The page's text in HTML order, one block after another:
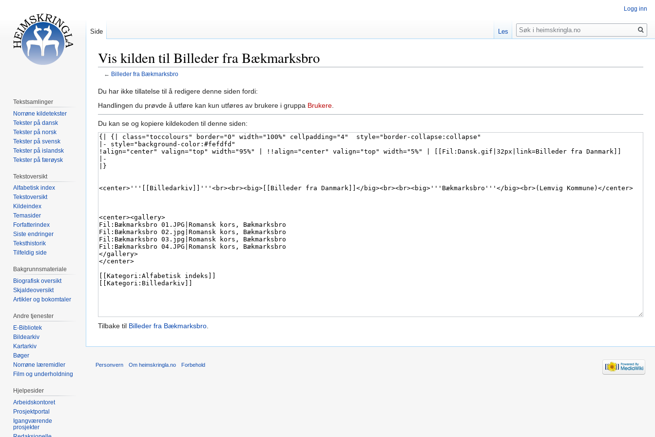
Vis kilden til Billeder fra Bækmarksbro
← Billeder fra Bækmarksbro
Hopp
til
Hopp
til
Du har ikke tillatelse til å redigere denne siden fordi:
Handlingen du prøvde å utføre kan kun utføres av brukere i gruppa Brukere
Du kan se og kopiere kildekoden til denne siden:
Tilbake til Billeder fra Bækmarksbro.
Logg inn
Side Les
Søk
Tekstsamlinger
Norrøne kildetekster
Tekster på dansk
Tekster på norsk
Tekster på svensk
Tekster på islandsk
Tekster på færøysk
Tekstoversikt
Alfabetisk index
Tekstoversikt
Kildeindex
Temasider
Forfatterindex
Siste endringer
Teksthistorik
Tilfeldig side
Bakgrunnsmateriale
Biografisk oversikt
Skjaldeoversikt
Artikler og bokomtaler
Andre tjenester
E-Bibliotek
Bildearkiv
Kartarkiv
Bøger
Norrøne læremidler
Film og underholdning
Hjelpesider
Arbeidskontoret
Prosjektportal
Igangværende
prosjekter
Personvern Om heimskringla.no Forbehold